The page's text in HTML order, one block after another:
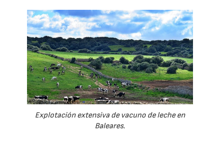
Explotación extensiva de vacuno de leche en
Baleares.